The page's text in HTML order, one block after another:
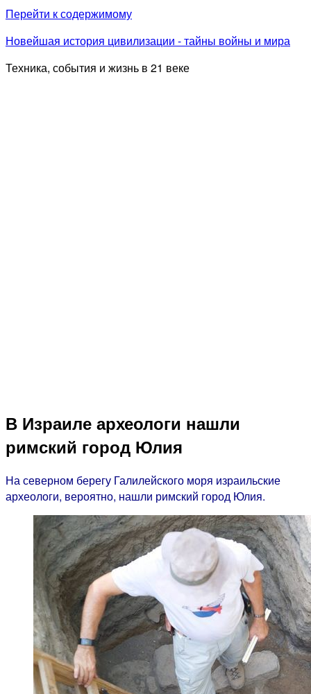
Перейти к содержимому
Новейшая история цивилизации - тайны войны и мира
Техника, события и жизнь в 21 веке
В Израиле археологи нашли
римский город Юлия
На северном берегу Галилейского моря израильские
археологи, вероятно, нашли римский город Юлия.